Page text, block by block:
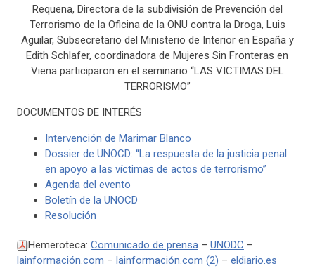
Requena, Directora de la subdivisión de Prevención del
Terrorismo de la Oficina de la ONU contra la Droga, Luis
Aguilar, Subsecretario del Ministerio de Interior en España y
Edith Schlafer, coordinadora de Mujeres Sin Fronteras en
Viena participaron en el seminario “LAS VICTIMAS DEL
TERRORISMO”
DOCUMENTOS DE INTERÉS
Intervención de Marimar Blanco
Dossier de UNOCD: “La respuesta de la justicia penal
en apoyo a las víctimas de actos de terrorismo”
Agenda del evento
Boletín de la UNOCD
Resolución
Hemeroteca: Comunicado de prensa– UNODC –
lainformación.com – lainformación.com (2) – eldiario.es